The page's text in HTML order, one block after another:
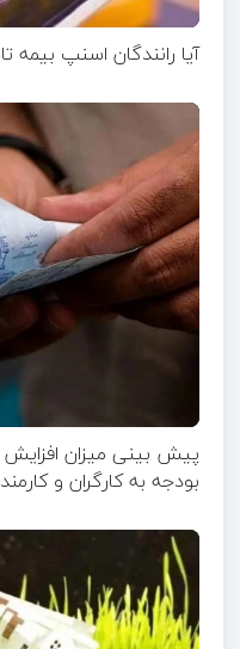
آیا رانندگان اسنپ
بودجه به کارگران و